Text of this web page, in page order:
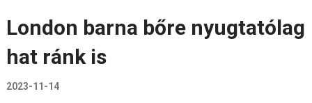
London barna bőre nyugtatólag
hat ránk is
2023-11-14